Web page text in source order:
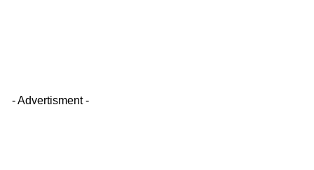
- Advertisment -